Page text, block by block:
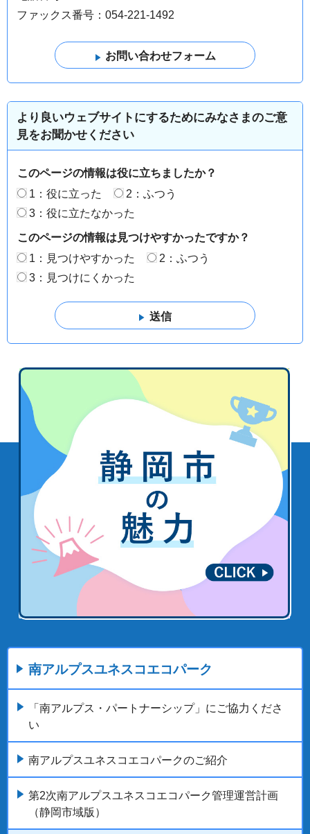
ファックス番号：054-221-1492
より良いウェブサイトにするためにみなさまのご意
見をお聞かせください
このページの情報は役に立ちましたか？
1：役に立った
2：ふつう
3：役に立たなかった
このページの情報は見つけやすかったですか？
1：見つけやすかった
2：ふつう
3：見つけにくかった
南アルプスユネスコエコパーク
「南アルプス・パートナーシップ」にご協力くださ
い
南アルプスユネスコエコパークのご紹介
第2次南アルプスユネスコエコパーク管理運営計画
（静岡市域版）